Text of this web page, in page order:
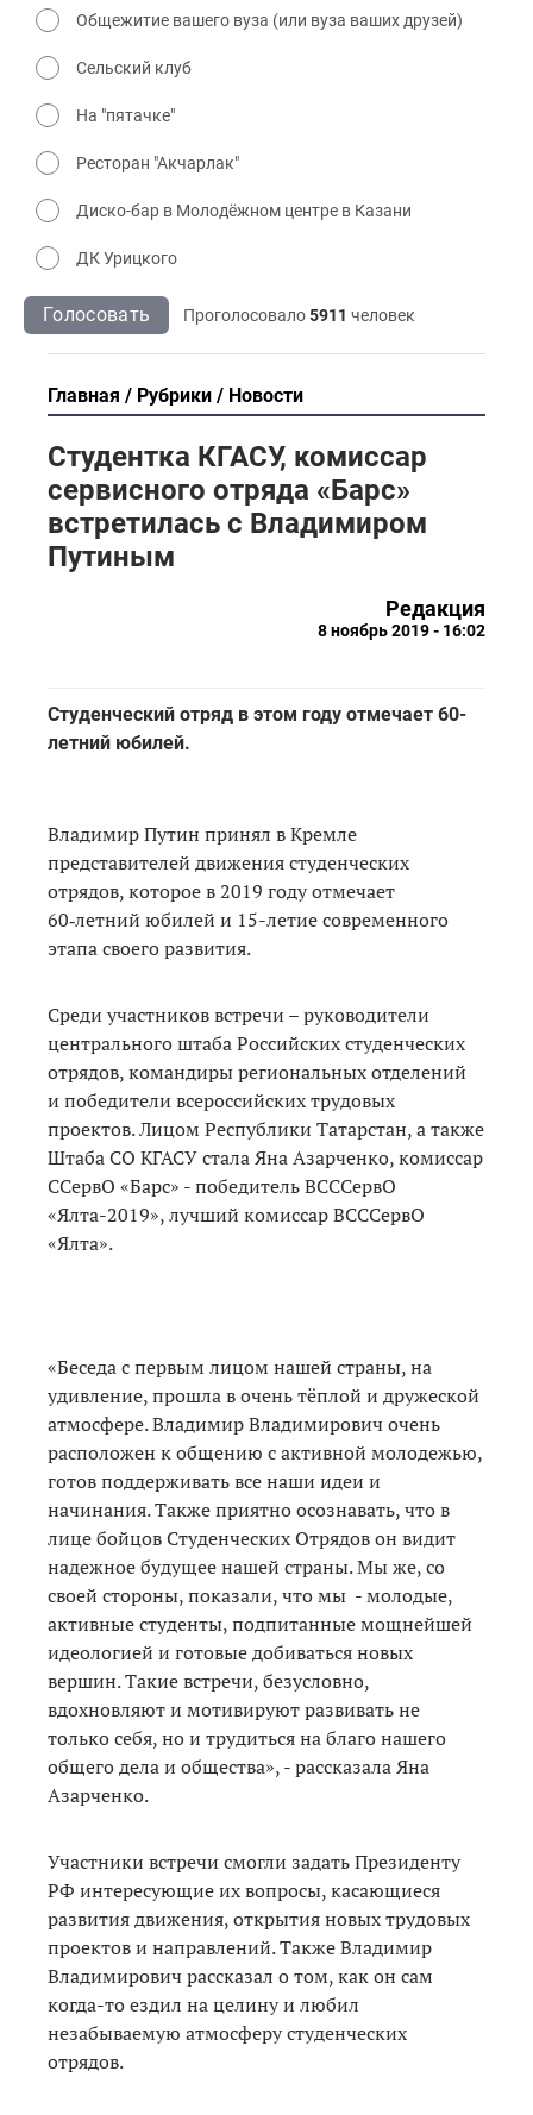
Общежитие вашего вуза (или вуза ваших друзей)
Сельский клуб
На "пятачке"
Ресторан "Акчарлак"
Диско-бар в Молодёжном центре в Казани
ДК Урицкого
Голосовать Проголосовало5911 человек
Главная Рубрики Новости
Студентка КГАСУ, комиссар
сервисного отряда «Барс»
встретилась с Владимиром
Путиным
Редакция
8 ноябрь 2019 - 16:02
Студенческий отряд в этом году отмечает 60-
летний юбилей.
Владимир Путин принял в Кремле
представителей движения студенческих
отрядов, которое в 2019 году отмечает
60‑летний юбилей и 15-летие современного
этапа своего развития.
Среди участников встречи – руководители
центрального штаба Российских студенческих
отрядов, командиры региональных отделений
и победители всероссийских трудовых
проектов. Лицом Республики Татарстан, а также
Штаба СО КГАСУ стала Яна Азарченко, комиссар
ССервО «Барс» - победитель ВСССервО
«Ялта-2019», лучший комиссар ВСССервО
«Ялта».
«Беседа с первым лицом нашей страны, на
удивление, прошла в очень тёплой и дружеской
атмосфере. Владимир Владимирович очень
расположен к общению с активной молодежью,
готов поддерживать все наши идеи и
начинания. Также приятно осознавать, что в
лице бойцов Студенческих Отрядов он видит
надежное будущее нашей страны. Мы же, со
своей стороны, показали, что мы - молодые,
активные студенты, подпитанные мощнейшей
идеологией и готовые добиваться новых
вершин. Такие встречи, безусловно,
вдохновляют и мотивируют развивать не
только себя, но и трудиться на благо нашего
общего дела и общества», - рассказала Яна
Азарченко.
Участники встречи смогли задать Президенту
РФ интересующие их вопросы, касающиеся
развития движения, открытия новых трудовых
проектов и направлений. Также Владимир
Владимирович рассказал о том, как он сам
когда-то ездил на целину и любил
незабываемую атмосферу студенческих
отрядов.